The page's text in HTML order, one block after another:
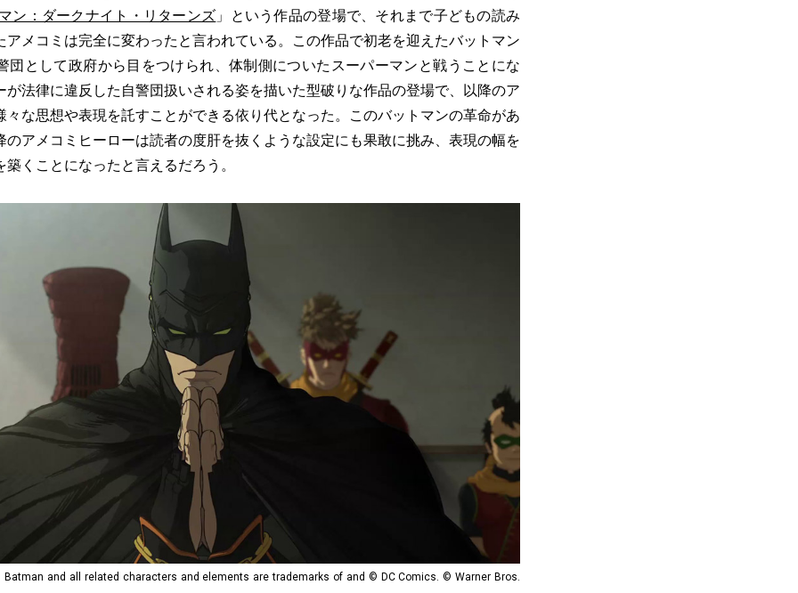
ン：ダークナイト・リターンズ 」という作品の登場で、それまで子どもの読み
アメコミは完全に変わったと言われている。この作品で初老を迎えたバットマン
団として政府から目をつけられ、体制側についたスーパーマンと戦うことにな
が法律に違反した自警団扱いされる姿を描いた型破りな作品の登場で、以降のア
々な思想や表現を託すことができる依り代となった。このバットマンの革命があ
のアメコミヒーローは読者の度肝を抜くような設定にも果敢に挑み、表現の幅を
くことになったと言えるだろう。
Batman and all related characters and elements are trademarks of and © DC Comics. © Warner Bros.